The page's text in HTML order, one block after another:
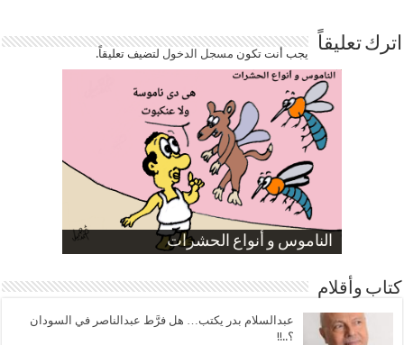
اترك تعليقاً يجب أنت تكون مسجل الدخوللتضيف تعليقاً.
الناموس و أنواع الحشرات
الموظفين بعد ارتفاع الأسعار
ارتفاع نسبة الطلاق في مصر
صورة كاركاتيرية
صورة كاركاتيرية
كتاب وأقلام
عبدالسلام بدر يكتب… هل فرَّط عبدالناصر في السودان
؟..!!